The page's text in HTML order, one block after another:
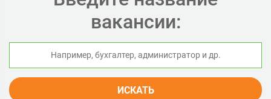
вакансии:
ИСКАТЬ